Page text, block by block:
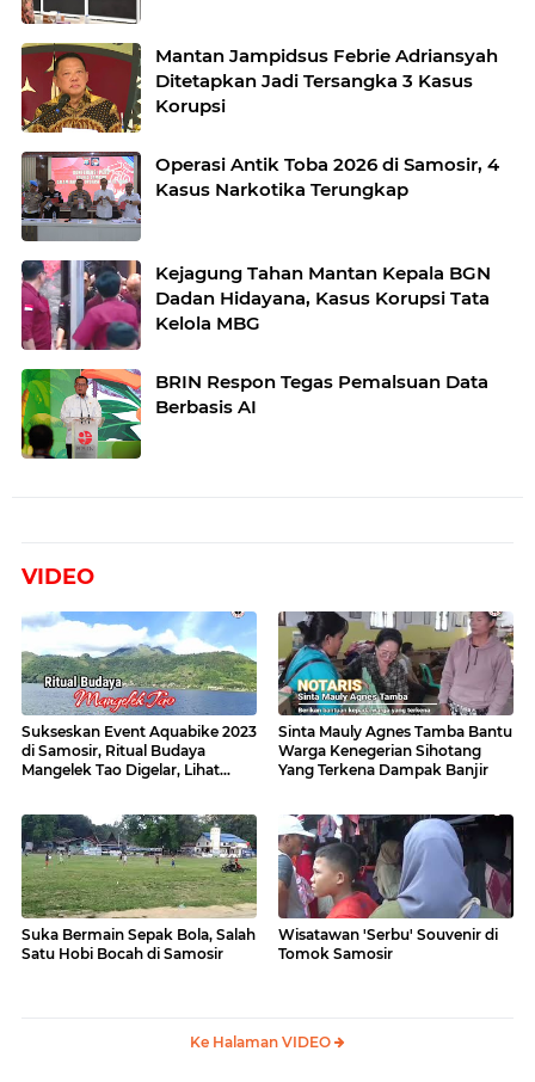
Mantan Jampidsus Febrie Adriansyah
Ditetapkan Jadi Tersangka 3 Kasus
Korupsi
Operasi Antik Toba 2026 di Samosir, 4
Kasus Narkotika Terungkap
Kejagung Tahan Mantan Kepala BGN
Dadan Hidayana, Kasus Korupsi Tata
Kelola MBG
BRIN Respon Tegas Pemalsuan Data
Berbasis AI
VIDEO
Sukseskan Event Aquabike 2023
di Samosir, Ritual Budaya
Mangelek Tao Digelar, Lihat
Sinta Mauly Agnes Tamba Bantu
Warga Kenegerian Sihotang
Yang Terkena Dampak Banjir
Suka Bermain Sepak Bola, Salah
Satu Hobi Bocah di Samosir
Wisatawan 'Serbu' Souvenir di
Tomok Samosir
Ke Halaman VIDEO